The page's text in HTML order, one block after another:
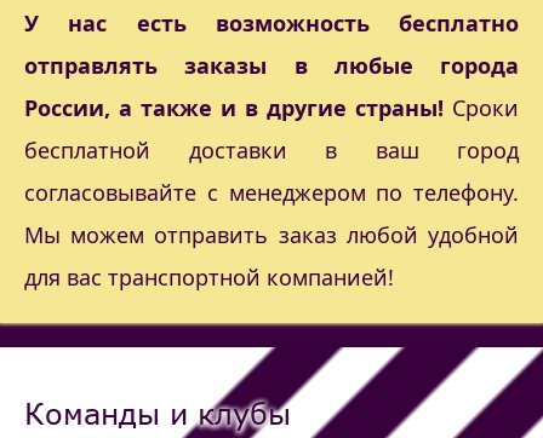
У нас есть возможность бесплатно
отправлять заказы в любые города
России, а также и в другие страны! Сроки
бесплатной доставки в ваш город
согласовывайте с менеджером по телефону.
Мы можем отправить заказ любой удобной
для вас транспортной компанией!
Команды и клубы